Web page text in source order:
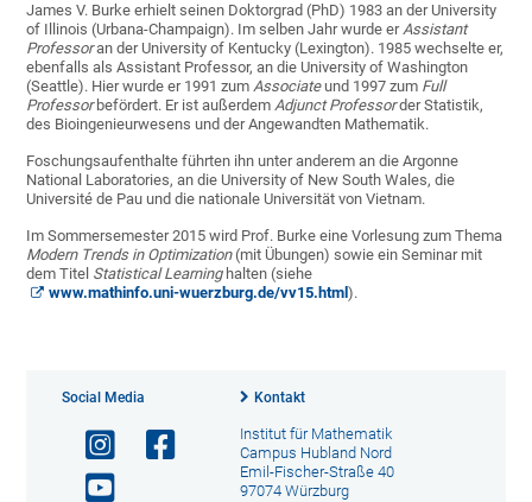
James V. Burke erhielt seinen Doktorgrad (PhD) 1983 an der University
of Illinois (Urbana-Champaign). Im selben Jahr wurde erAssistant
Professoran der University of Kentucky (Lexington). 1985 wechselte er,
ebenfalls als Assistant Professor, an die University of Washington
(Seattle). Hier wurde er 1991 zumAssociateund 1997 zum Full
Professorbefördert. Er ist außerdemAdjunct Professorder Statistik,
des Bioingenieurwesens und der Angewandten Mathematik.
Foschungsaufenthalte führten ihn unter anderem an die Argonne
National Laboratories, an die University of New South Wales, die
Université de Pau und die nationale Universität von Vietnam.
Im Sommersemester 2015 wird Prof. Burke eine Vorlesung zum Thema
Modern Trends in Optimization(mit Übungen) sowie ein Seminar mit
dem Titel Statistical Learninghalten (siehe
www.mathinfo.uni-wuerzburg.de/vv15.html).
Social Media Kontakt
Institut für Mathematik
Campus Hubland Nord
Emil-Fischer-Straße 40
97074 Würzburg